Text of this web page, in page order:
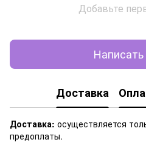
Добавьте
Доставка
Доставка: осуществляется
предоплаты.